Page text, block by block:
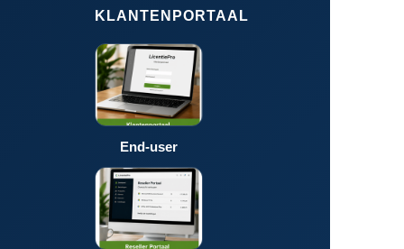
KLANTENPORTAAL
End-user